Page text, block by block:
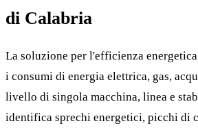
di Calabria
La soluzione per l'efficienza
i consumi di energia elettrica, gas,
livello di singola macchina, linea e
identifica sprechi energetici, picchi di